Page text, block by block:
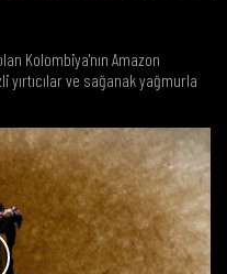
Kolombiya'nın Amazon
yırtıcılar ve sağanak yağmurla